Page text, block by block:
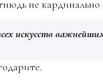
не
искусств